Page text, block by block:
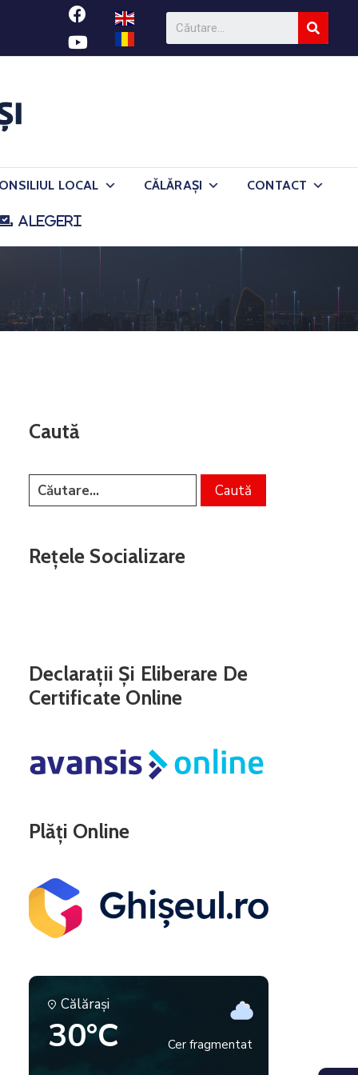
LOCAL CĂLĂRAȘI CONTACT
ALEGERI
Caută
Rețele Socializare
Declarații Și Eliberare De
Certificate Online
Plăți Online
Călăraşi
30°C Cer fragmentat